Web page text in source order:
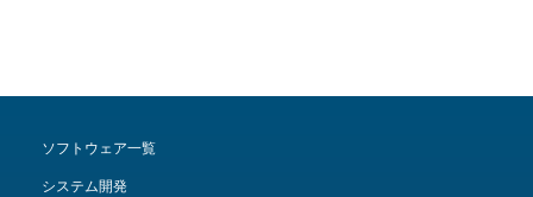
ソフトウェア一覧
システム開発